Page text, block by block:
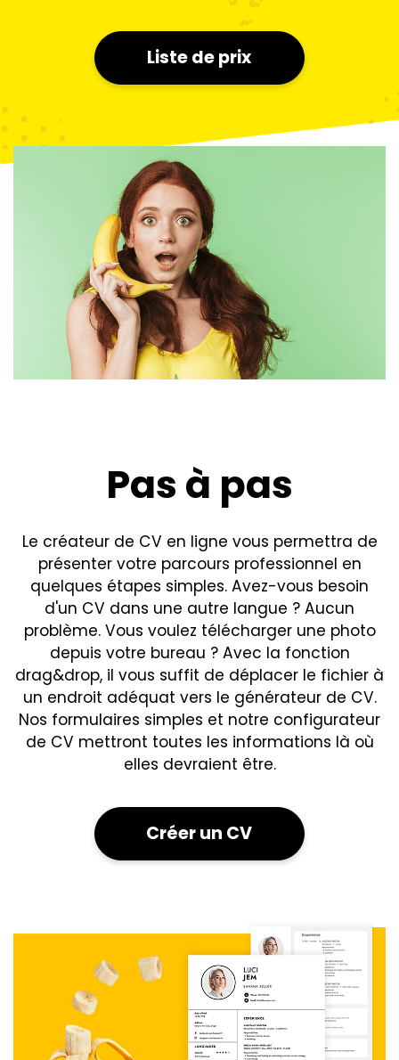
Liste de prix
Pas à pas
Le créateur de CV en ligne vous permettra de
présenter votre parcours professionnel en
quelques étapes simples. Avez-vous besoin
d'un CV dans une autre langue ? Aucun
problème. Vous voulez télécharger une photo
depuis votre bureau ? Avec la fonction
drag&drop, il vous suffit de déplacer le fichier à
un endroit adéquat vers le générateur de CV.
Nos formulaires simples et notre configurateur
de CV mettront toutes les informations là où
elles devraient être.
Créer un CV